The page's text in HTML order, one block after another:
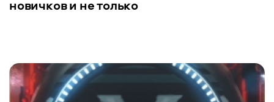
новичков и не только